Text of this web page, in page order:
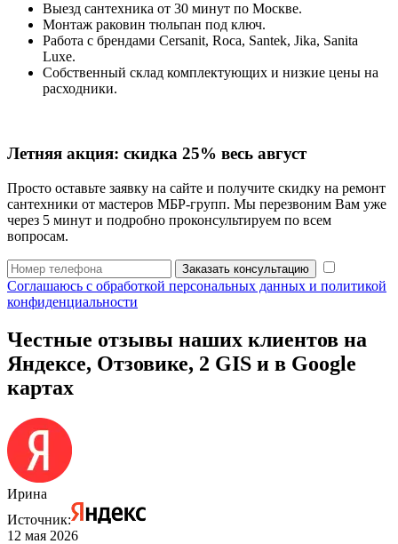
Выезд сантехника от 30 минут по Москве.
Монтаж раковин тюльпан под ключ.
Работа с брендами Cersanit, Roca, Santek, Jika, Sanita
Luxe.
Собственный склад комплектующих и низкие цены на
расходники.
Летняя акция: скидка 25% весь август
Просто оставьте заявку на сайте и получите скидку на ремонт
сантехники от мастеров МБР-групп. Мы перезвоним Вам уже
через 5 минут и подробно проконсультируем по всем
вопросам.
Заказать консультацию
Соглашаюсь с обработкой персональных данных и политикой
конфиденциальности
Честные отзывы наших клиентов на
Яндексе, Отзовике, 2 GIS и в Google
картах
Ирина
Источник:
12 мая 2026